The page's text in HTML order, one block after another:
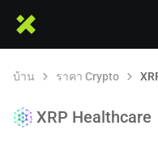
บ้าน ราคา Crypto
XRP Healthcare